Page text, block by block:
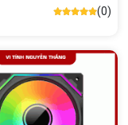
(0)